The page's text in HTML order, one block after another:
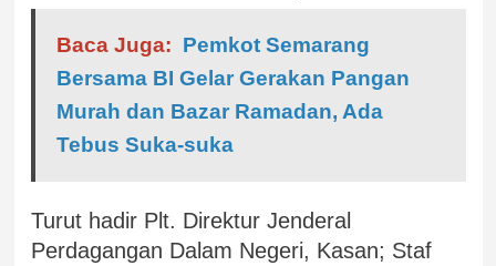
Baca Juga: Pemkot Semarang
Bersama BI Gelar Gerakan Pangan
Murah dan Bazar Ramadan, Ada
Tebus Suka-suka
Turut hadir Plt. Direktur Jenderal
Perdagangan Dalam Negeri, Kasan; Staf